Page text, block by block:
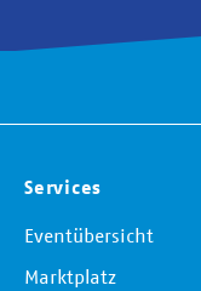
Services
Eventübersicht
Marktplatz